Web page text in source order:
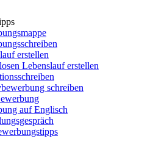
erstellen
Lebenslauf erstellen
schreiben
auf Englisch